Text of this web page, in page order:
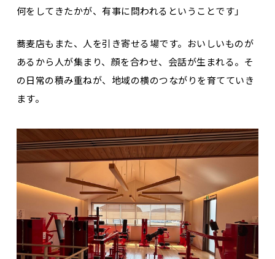
何をしてきたかが、有事に問われるということです」
蕎麦店もまた、人を引き寄せる場です。おいしいものが
あるから人が集まり、顔を合わせ、会話が生まれる。そ
の日常の積み重ねが、地域の横のつながりを育てていき
ます。